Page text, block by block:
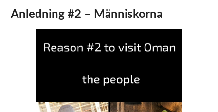
Anledning #2 – Människorna